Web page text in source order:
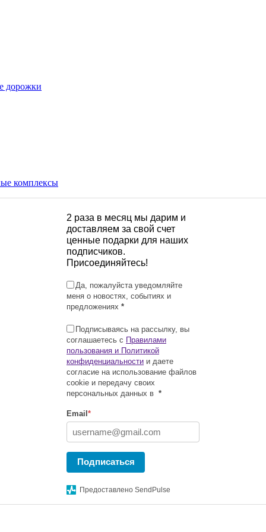
дорожки
комплексы
2 раза в месяц мы дарим и
доставляем за свой счет
ценные подарки для наших
подписчиков.
Присоединяйтесь!
Да, пожалуйста уведомляйте
меня о новостях, событиях и
предложениях *
Подписываясь на рассылку, вы
соглашаетесь с Правилами
пользования и Политикой
конфиденциальности и даете
согласие на использование файлов
cookie и передачу своих
персональных данных в *
Email *
Подписаться
Предоставлено SendPulse